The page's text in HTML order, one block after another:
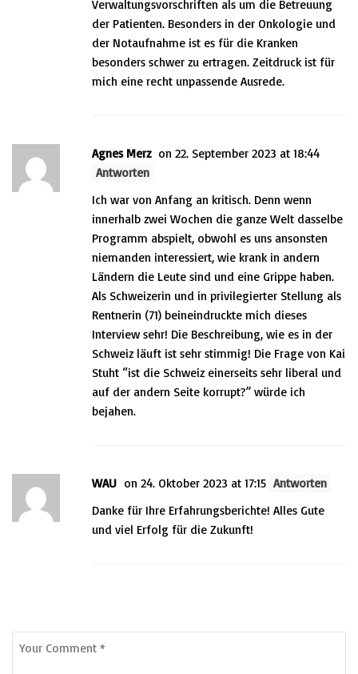
Verwaltungsvorschriften als um die Betreuung
der Patienten. Besonders in der Onkologie und
der Notaufnahme ist es für die Kranken
besonders schwer zu ertragen. Zeitdruck ist für
mich eine recht unpassende Ausrede.
Agnes Merz on 22. September 2023 at 18:44
Antworten
Ich war von Anfang an kritisch. Denn wenn
innerhalb zwei Wochen die ganze Welt dasselbe
Programm abspielt, obwohl es uns ansonsten
niemanden interessiert, wie krank in andern
Ländern die Leute sind und eine Grippe haben.
Als Schweizerin und in privilegierter Stellung als
Rentnerin (71) beineindruckte mich dieses
Interview sehr! Die Beschreibung, wie es in der
Schweiz läuft ist sehr stimmig! Die Frage von Kai
Stuht “ist die Schweiz einerseits sehr liberal und
auf der andern Seite korrupt?” würde ich
bejahen.
WAU on 24. Oktober 2023 at 17:15 Antworten
Danke für Ihre Erfahrungsberichte! Alles Gute
und viel Erfolg für die Zukunft!